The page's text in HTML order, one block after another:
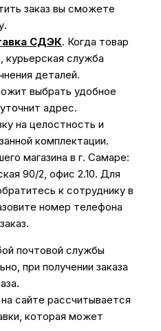
заказ вы сможете
СДЭК. Когда товар
курьерская служба
деталей.
выбрать удобное
адрес.
на целостность и
комплектации.
магазина в г. Самаре:
90/2, офис 2.10. Для
к сотруднику в
номер телефона
почтовой службы
при получении заказа
сайте рассчитывается
которая может